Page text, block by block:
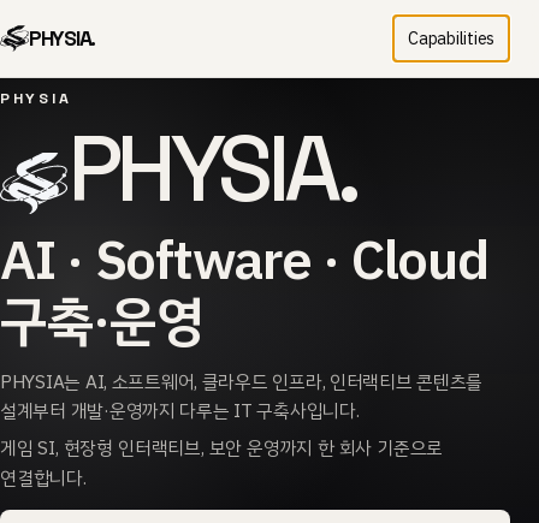
PHYSIA. Capabilities
PHYSIA
PHYSIA.
AI · Software · Cloud
구축·운영
PHYSIA는 AI, 소프트웨어, 클라우드 인프라, 인터랙티브 콘텐츠를
설계부터 개발·운영까지 다루는 IT 구축사입니다.
게임 SI, 현장형 인터랙티브, 보안 운영까지 한 회사 기준으로
연결합니다.